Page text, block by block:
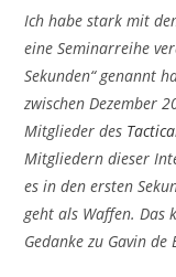
Ich habe stark mit
eine Seminarreihe
Sekunden“ genannt
zwischen Dezember
Mitglieder des
Mitgliedern dieser
es in den ersten
geht als Waffen. Das
Gedanke zu Gavin de